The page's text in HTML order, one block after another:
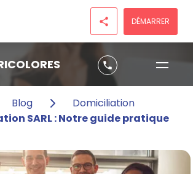
phone
share DÉMARRER
Blog
Domiciliation
SARL : Notre guide pratique